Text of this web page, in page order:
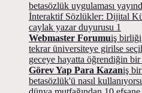
betasözlük uygulaması
İnteraktif Sözlükler: Dijital
caylak yazar duyurusu 1
Webmaster Forumuiş birliği
tekrar üniversiteye girilse
geceye hayatta öğrendiğin bir
Görev Yap Para Kazaniş
betasözlük'ü nasıl